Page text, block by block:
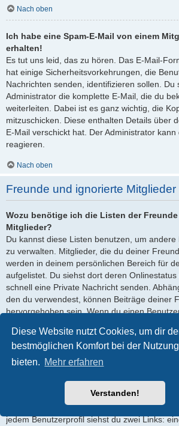
Diese Website nutzt Cookies, um dir
bestmöglichen Komfort bei der
bieten. Mehr erfahren
Verstanden!
Nach oben
Ich habe eine Spam-E-Mail von einem
erhalten!
Es tut uns leid, das zu hören. Das E-Mail-
hat einige Sicherheitsvorkehrungen, die
Nachrichten senden, identifizieren sollen. Du
Administrator die komplette E-Mail, die du
weiterleiten. Dabei ist es ganz wichtig, die
mitzuschicken. Diese enthalten Details über
E-Mail verschickt hat. Der Administrator
reagieren.
Nach oben
Freunde und ignorierte Mitglieder
Wozu benötige ich die Listen der
Mitglieder?
Du kannst diese Listen benutzen, um
zu verwalten. Mitglieder, die du deiner
werden in deinem persönlichen Bereich für
aufgelistet. Du siehst dort deren
schnell eine Private Nachricht senden.
den du verwendest, können Beiträge deiner
hervorgehoben sein. Wenn du einen
Nach oben
Wie kann ich Mitglieder zur Liste der
der ignorierten Mitglieder hinzufügen
den Listen entfernen?
Du kannst Benutzer auf zwei Arten auf diese
jedem Benutzerprofil siehst du zwei Links: